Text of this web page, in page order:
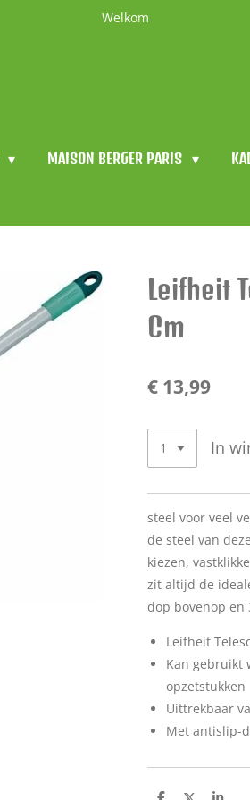
Welkom
MAISON BERGER PARIS
Leifheit
Cm
€ 13,99
In
steel voor veel
de steel van
kiezen,
zit altijd de
dop bovenop en
Leifheit
Kan gebruikt
opzetstukken
Uittrekbaar
Met antislip-